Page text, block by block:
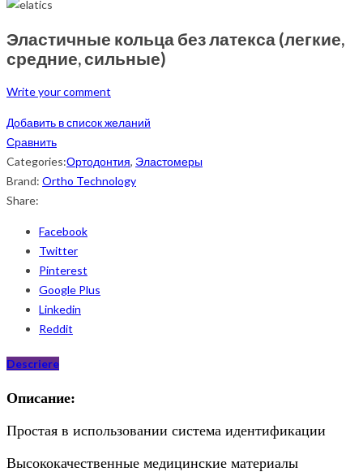
Эластичные кольца без латекса (легкие,
средние, сильные)
Write your comment
Добавить в список желаний
Сравнить
Categories:Ортодонтия, Эластомеры
Brand: Ortho Technology
Share:
Facebook
Twitter
Pinterest
Google Plus
Linkedin
Reddit
Descriere
Описание:
Простая в использовании система идентификации
Высококачественные медицинские материалы